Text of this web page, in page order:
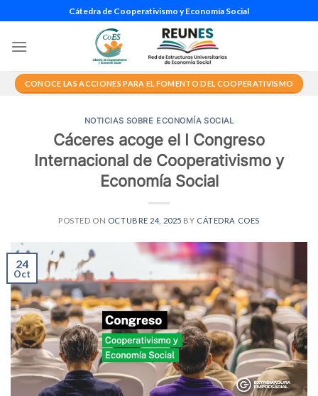
al
contenido
Cátedra de Cooperativismo y Economía Social
CONOCE LAS ACCIONES PARA EL FOMENTO DEL COOPERATIVISMO
NOTICIAS SOBRE ECONOMÍA SOCIAL
Cáceres acoge el I Congreso
Internacional de Cooperativismo y
Economía Social
POSTED ON OCTUBRE 24, 2025 BY CÁTEDRA COES
24
Oct